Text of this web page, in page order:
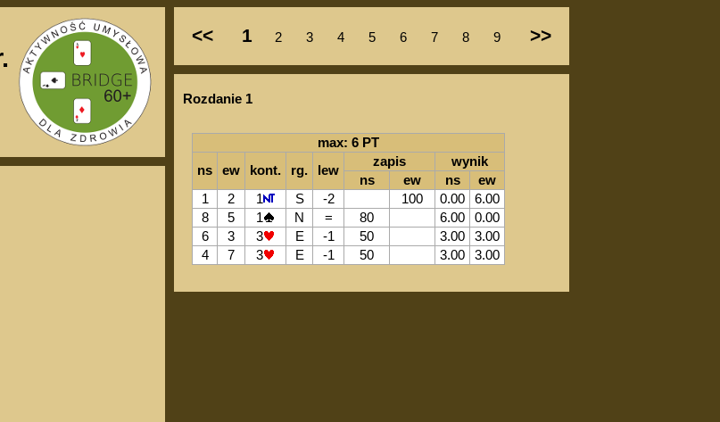
<< 1 2 3 4 5 6 7 8 9 >>
Rozdanie 1
max: 6 PT
ns
ew kont. rg. lew
zapis
wynik
ns
ew ns
ew
1
2 1 S -2 100 0.00
6.00
8
5 1 N = 80 6.00
0.00
6
3 3 E -1 50 3.00
3.00
4
7 3 E -1 50 3.00 3.00